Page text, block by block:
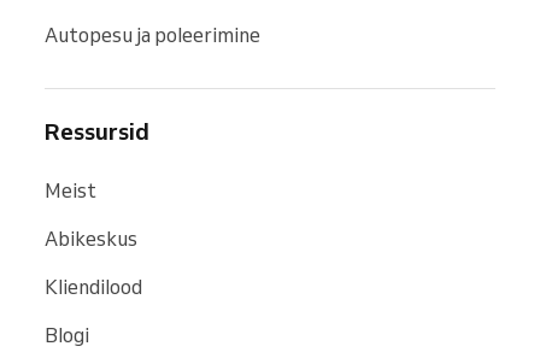
Autopesu ja poleerimine
Ressursid
Meist
Abikeskus
Kliendilood
Blogi